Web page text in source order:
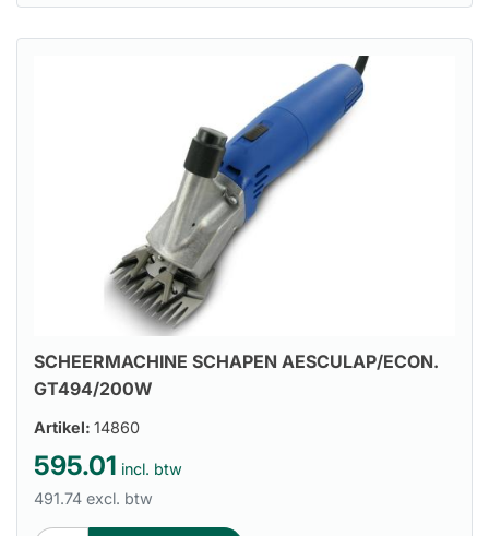
SCHEERMACHINE SCHAPEN AESCULAP/ECON.
GT494/200W
Artikel: 14860
595.01 incl. btw
491.74 excl. btw